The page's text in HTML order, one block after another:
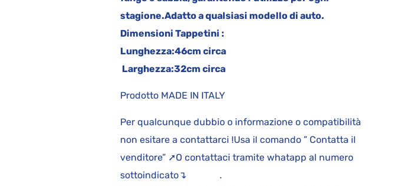
stagione.Adatto a qualsiasi modello di auto.
Dimensioni Tappetini :
Lunghezza:46cm circa
Larghezza:32cm circa
Prodotto MADE IN ITALY
Per qualcunque dubbio o informazione o compatibilità
non esitare a contattarci !Usa il comando ” Contatta il
venditore” ➚O contattaci tramite whatapp al numero
sottoindicato↴ .